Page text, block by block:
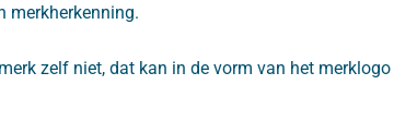
merkherkenning.
zelf niet, dat kan in de vorm van het